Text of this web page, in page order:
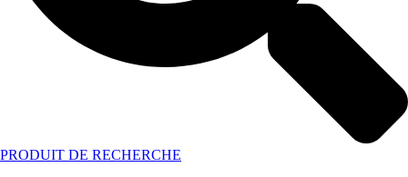
PRODUIT DE RECHERCHE